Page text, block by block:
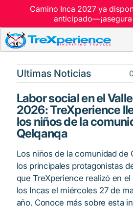
Camino Inca 2027 ya
Ultimas Noticias
Labor social en el
2026: TreXperience
los niños de la
Qelqanqa
Los niños de la comunidad de
los principales protagonistas
que TreXperience realizó en el
los Incas el miércoles 27 de
año. Conoce más sobre esta